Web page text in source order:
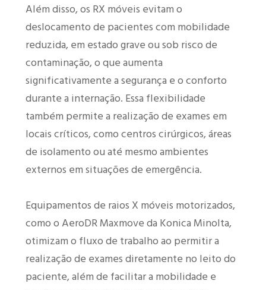
Além disso, os RX móveis evitam o
deslocamento de pacientes com mobilidade
reduzida, em estado grave ou sob risco de
contaminação, o que aumenta
significativamente a segurança e o conforto
durante a internação. Essa flexibilidade
também permite a realização de exames em
locais críticos, como centros cirúrgicos, áreas
de isolamento ou até mesmo ambientes
externos em situações de emergência.
Equipamentos de raios X móveis motorizados,
como o AeroDR Maxmove da Konica Minolta,
otimizam o fluxo de trabalho ao permitir a
realização de exames diretamente no leito do
paciente, além de facilitar a mobilidade e